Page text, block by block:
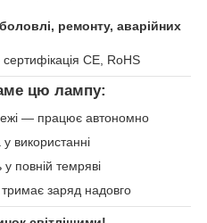
ремонту, аварійних
CE, RoHS
цю лампу:
— працює автономно
використанні
у повній темряві
заряд надовго